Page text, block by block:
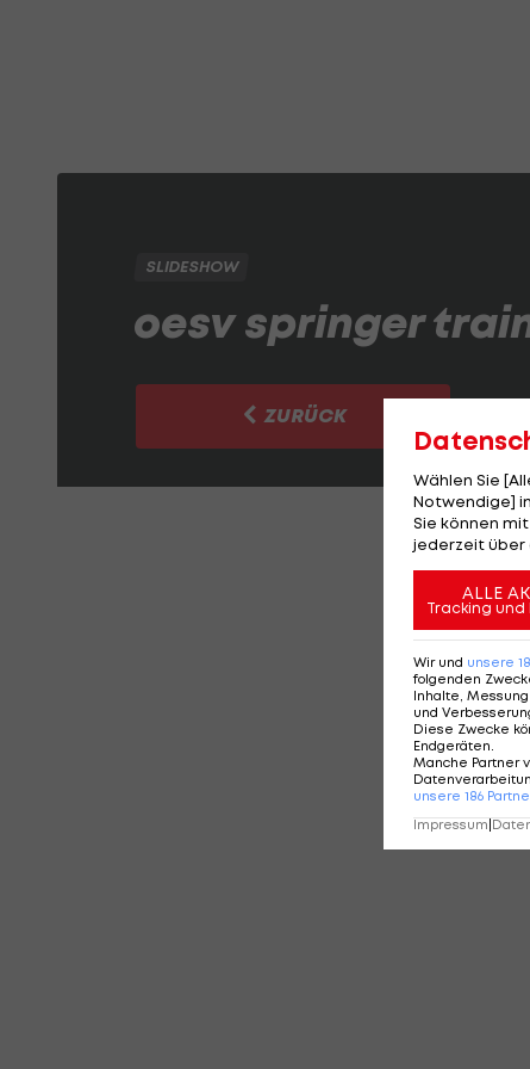
SLIDESHOW
oesv springer
ZURÜCK
Wählen Sie
Notwendige]
Sie können
jederzeit über
ALLE
Tracking
Wir und unsere
folgenden
Inhalte,
und
Diese Zwecke
Endgeräten
Manche Partner
unsere 186
Impressum|